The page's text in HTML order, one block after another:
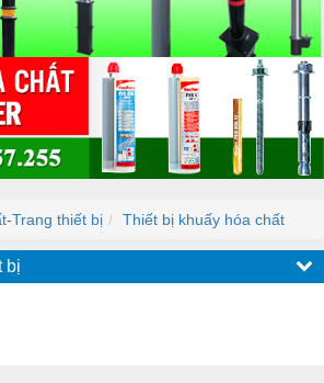
Trang thiết bị Thiết bị khuấy hóa chất
bị